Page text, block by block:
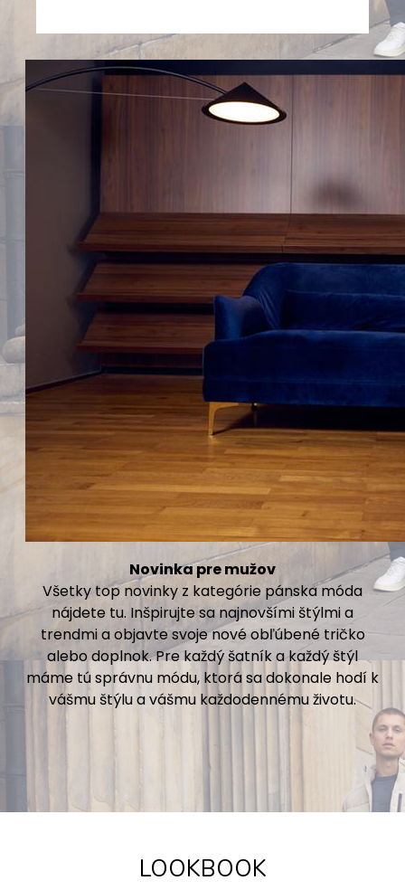
Novinka pre mužov
Všetky top novinky z kategórie pánska móda
nájdete tu. Inšpirujte sa najnovšími štýlmi a
trendmi a objavte svoje nové obľúbené tričko
alebo doplnok. Pre každý šatník a každý štýl
máme tú správnu módu, ktorá sa dokonale hodí k
vášmu štýlu a vášmu každodennému životu.
LOOKBOOK